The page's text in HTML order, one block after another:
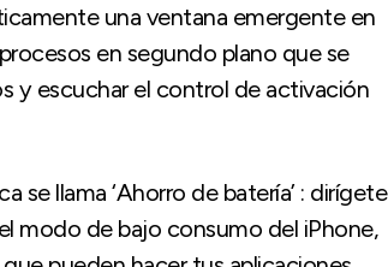
una ventana emergente en
en segundo plano que se
y escuchar el control de activación
se llama ‘Ahorro de batería’ : dirígete
el modo de bajo consumo del iPhone,